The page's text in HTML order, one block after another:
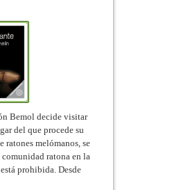
Bemol decide visitar
del que procede su
ratones melómanos, se
comunidad ratona en la
prohibida. Desde